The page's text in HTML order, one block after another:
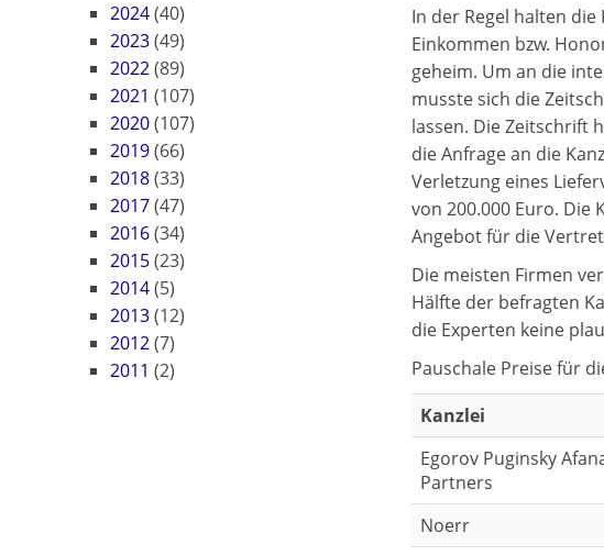
2024(40)
2023(49)
2022(89)
2021 (107)
2020(107)
2019(66)
2018(33)
2017(47)
2016(34)
2015(23)
2014(5)
2013(12)
2012(7)
2011 (2)
In der Regel halten
Einkommen bzw.
geheim. Um an die
musste sich die
lassen. Die Zeitschrift
die Anfrage an die
Verletzung eines
von 200.000 Euro. Die
Angebot für die
Die meisten Firmen
Hälfte der befragten
die Experten keine
Pauschale Preise für
Kanzlei
Egorov Puginsky
Partners
Noerr